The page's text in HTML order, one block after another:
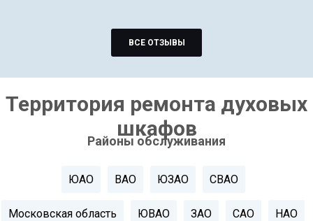
ВСЕ ОТЗЫВЫ
Территория ремонта духовых
шкафов
Районы обслуживания
ЮАО ВАО ЮЗАО СВАО
Московская область ЮВАО ЗАО САО НАО